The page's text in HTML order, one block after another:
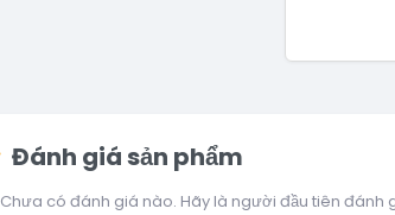
Đánh giá sản phẩm
Chưa có đánh giá nào. Hãy là người đầu tiên đánh